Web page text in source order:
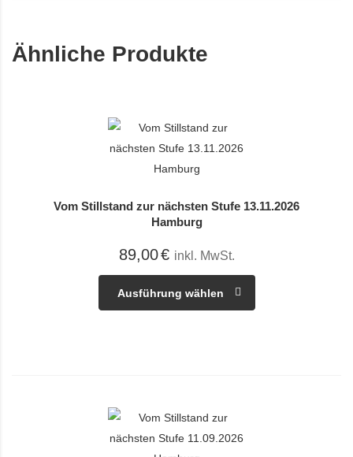
Ähnliche Produkte
Vom Stillstand zur nächsten Stufe 13.11.2026
Hamburg
89,00€ inkl. MwSt.
Ausführung wählen